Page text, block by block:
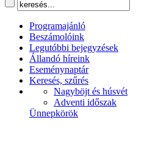
Programajánló
Beszámolóink
Legutóbbi bejegyzések
Állandó híreink
Eseménynaptár
Keresés, szűrés
Nagyböjt és húsvét
Adventi időszak
Ünnepkörök